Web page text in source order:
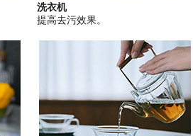
洗衣机
提高去污效果。